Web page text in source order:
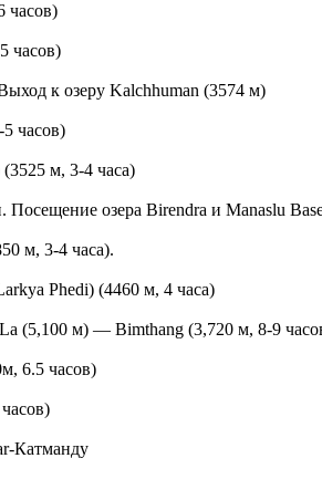
часов)
часов)
к озеру Kalchhuman (3574 м)
часов)
м, 3-4 часа)
Посещение озера Birendra и Manaslu
м, 3-4 часа).
Phedi) (4460 м, 4 часа)
(5,100 м) — Bimthang (3,720 м, 8-9
6.5 часов)
Катманду